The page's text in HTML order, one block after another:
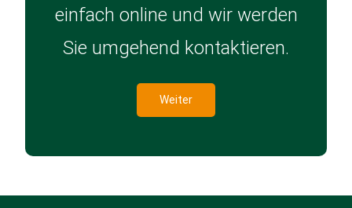
einfach online und wir werden
Sie umgehend kontaktieren.
Weiter